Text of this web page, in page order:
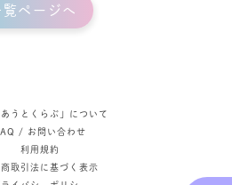
覧ページへ
あうとくらぶ」について
/ お問い合わせ
利用規約
取引法に基づく表示